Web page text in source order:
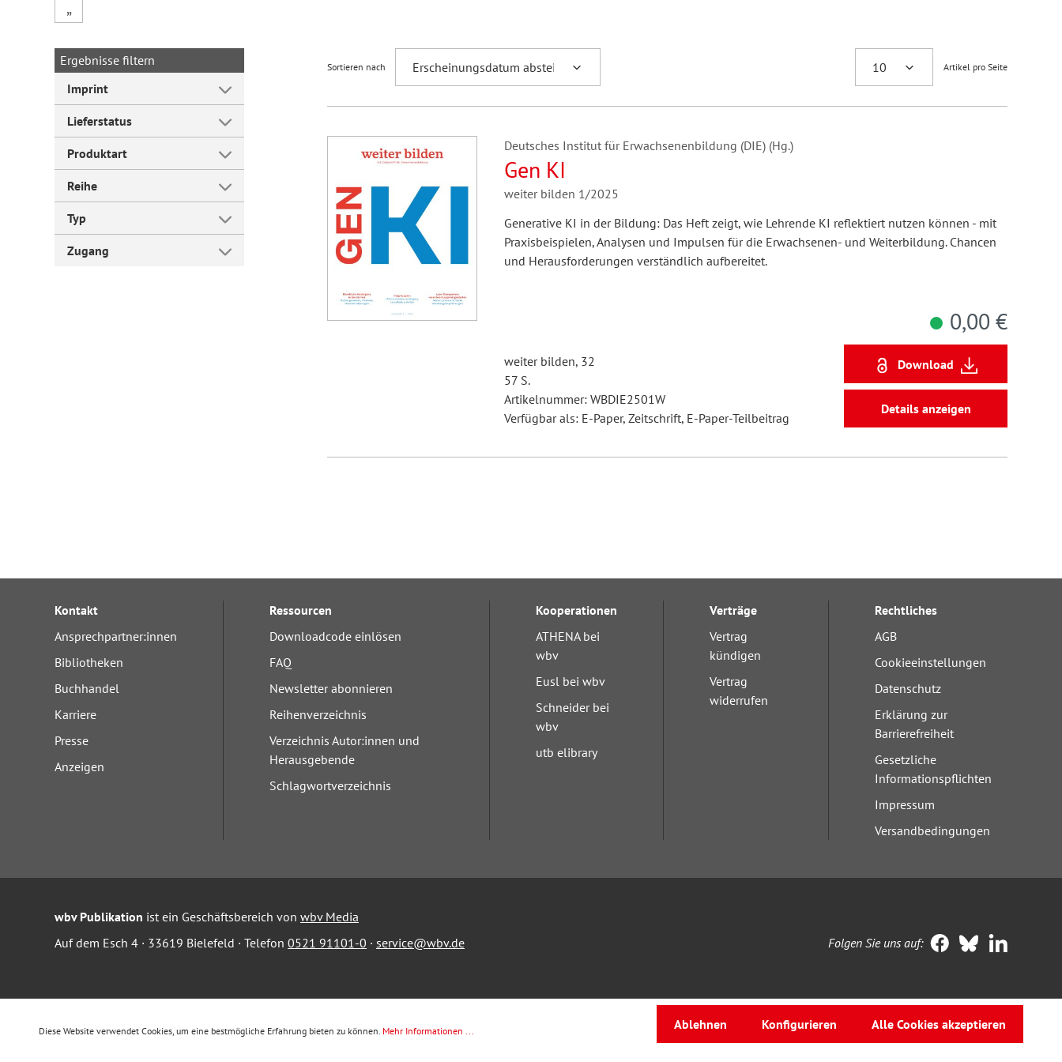
Forum Arbeitslehre
„
Ergebnisse filtern
Imprint
Lieferstatus
Produktart
Reihe
Typ
Zugang
Sortieren nach Artikel pro Seite
Deutsches Institut für Erwachsenenbildung (DIE) (Hg.)
Gen KI
weiter bilden 1/2025
Generative KI in der Bildung: Das Heft zeigt, wie Lehrende KI reflektiert nutzen können - mit
Praxisbeispielen, Analysen und Impulsen für die Erwachsenen- und Weiterbildung. Chancen
und Herausforderungen verständlich aufbereitet.
weiter bilden, 32
57 S.
Artikelnummer: WBDIE2501W
Verfügbar als: E-Paper, Zeitschrift, E-Paper-Teilbeitrag
0,00 €
Download
Details anzeigen
Kontakt
Ansprechpartner:innen
Bibliotheken
Buchhandel
Karriere
Presse
Anzeigen
Ressourcen
Downloadcode einlösen
FAQ
Newsletter abonnieren
Reihenverzeichnis
Verzeichnis Autor:innen und
Herausgebende
Schlagwortverzeichnis
Kooperationen
ATHENA bei
wbv
Eusl bei wbv
Schneider bei
wbv
utb elibrary
Verträge
Vertrag
kündigen
Vertrag
widerrufen
Rechtliches
AGB
Cookieeinstellungen
Datenschutz
Erklärung zur
Barrierefreiheit
Gesetzliche
Informationspflichten
Impressum
Versandbedingungen
wbv Publikation ist ein Geschäftsbereich von wbv Media
Auf dem Esch 4 · 33619 Bielefeld · Telefon 0521 91101-0 · service@wbv.de Folgen Sie uns auf:
Diese Website verwendet Cookies, um eine bestmögliche Erfahrung bieten zu können. Mehr Informationen ... Ablehnen Konfigurieren Alle Cookies akzeptieren